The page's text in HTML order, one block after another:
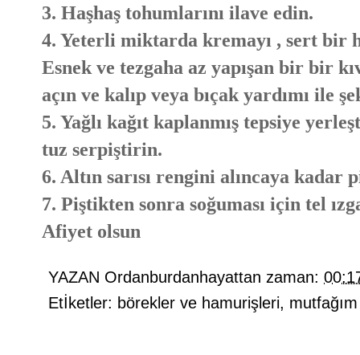
3. Haşhaş tohumlarını ilave edin.
4. Yeterli miktarda kremayı , sert bir
Esnek ve tezgaha az yapışan bir bir
açın ve kalıp veya bıçak yardımı ile
5. Yağlı kağıt kaplanmış tepsiye
tuz serpiştirin.
6. Altın sarısı rengini alıncaya kadar
7. Piştikten sonra soğuması için tel
Afiyet olsun
YAZAN Ordanburdanhayattan zaman:
Etİketler: börekler ve hamurişleri, mutfağım